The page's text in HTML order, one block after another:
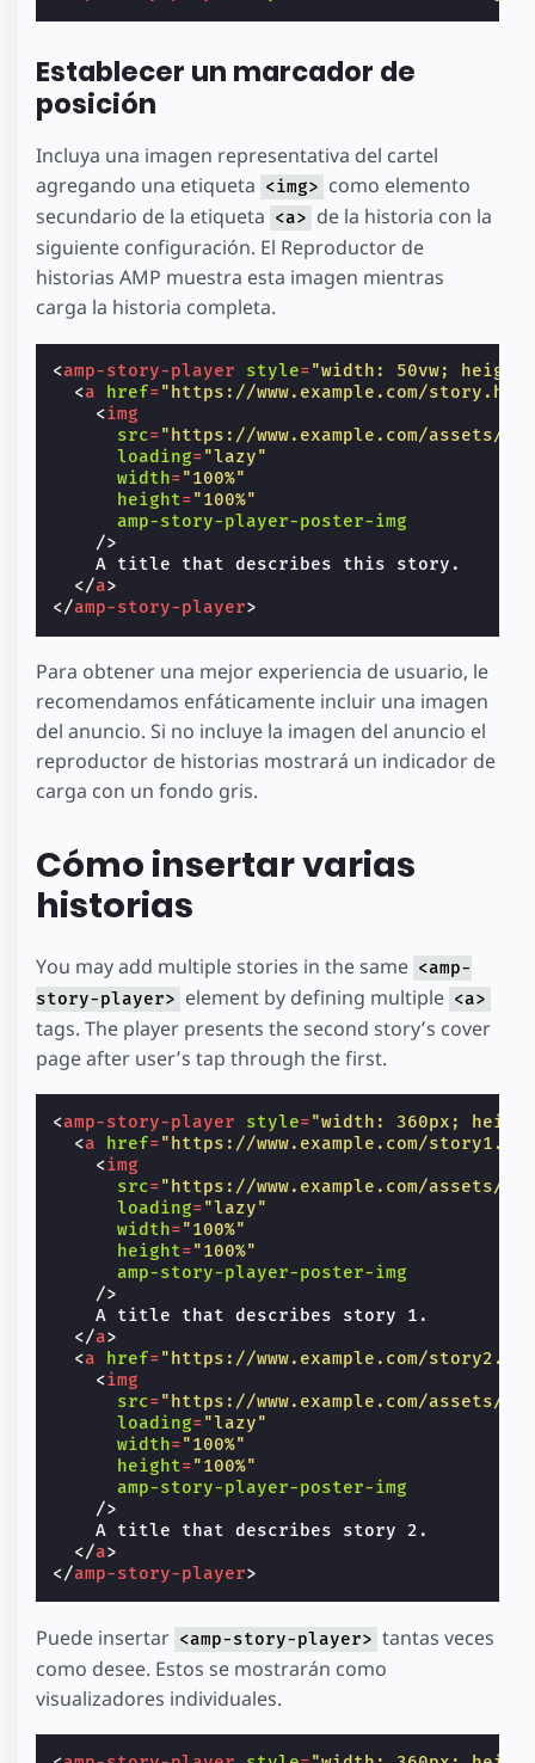
Establecer un marcador de
posición
Incluya una imagen representativa del cartel
agregando una etiqueta <img> como elemento
secundario de la etiqueta <a> de la historia con la
siguiente configuración. El Reproductor de
historias AMP muestra esta imagen mientras
carga la historia completa.
<amp-story-player style="width: 50vw;
<a href="https://www.example.com/
<img
src="https://www.example.com/assets/
loading="lazy"
width="100%"
height="100%"
amp-story-player-poster-img
/>
    A title that describes this story.
</a>
</amp-story-player>
Para obtener una mejor experiencia de usuario, le
recomendamos enfáticamente incluir una imagen
del anuncio. Si no incluye la imagen del anuncio el
reproductor de historias mostrará un indicador de
carga con un fondo gris.
Cómo insertar varias
historias
You may add multiple stories in the same <amp-
story-player> element by defining multiple <a>
tags. The player presents the second story’s cover
page after user’s tap through the first.
<amp-story-player style="width: 360px;
<a href="https://www.example.com/
<img
src="https://www.example.com/assets/
loading="lazy"
width="100%"
height="100%"
amp-story-player-poster-img
/>
    A title that describes story 1.
</a>
<a href="https://www.example.com/
<img
src="https://www.example.com/assets/
loading="lazy"
width="100%"
height="100%"
amp-story-player-poster-img
/>
    A title that describes story 2.
</a>
</amp-story-player>
Puede insertar <amp-story-player> tantas veces
como desee. Estos se mostrarán como
visualizadores individuales.